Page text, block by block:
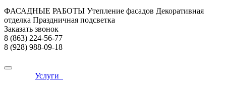
ФАСАДНЫЕ РАБОТЫ Утепление фасадов Декоративная
отделка Праздничная подсветка
Заказать звонок
8 (863) 224-56-77
8 (928) 988-09-18
Услуги